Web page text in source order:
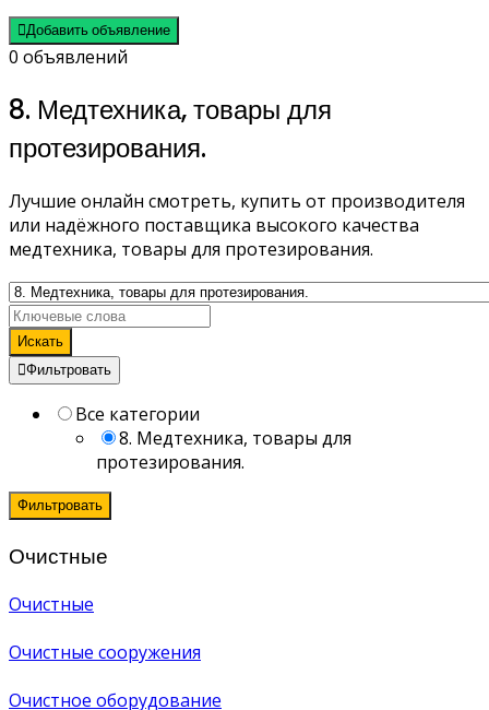
Добавить объявление
0 объявлений
8. Медтехника, товары для
протезирования.
Лучшие онлайн смотреть, купить от производителя
или надёжного поставщика высокого качества
медтехника, товары для протезирования.
Искать
Фильтровать
Все категории
8. Медтехника, товары для
протезирования.
Фильтровать
Очистные
Очистные
Очистные сооружения
Очистное оборудование